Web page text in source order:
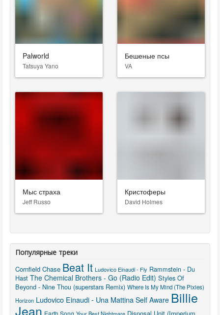
Palworld
Tatsuya Yano
Бешеные псы
VA
Мыс страха
Jeff Russo
Кристоферы
David Holmes
Популярные треки
Cornfield Chase Beat It Ludovico Einaudi - Fly Rammstein - Du
Hast The Chemical Brothers - Go (Radio Edit) Styles Of
Beyond - Nine Thou (superstars Remix) Where Is My Mind (The Pixies)
Horizon Ludovico Einaudi - Una Mattina Self Aware Billie
Jean Earth Song